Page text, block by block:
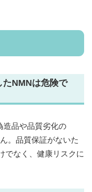
NMNは危険で
造品や品質劣化の
。品質保証がないた
でなく、健康リスクに